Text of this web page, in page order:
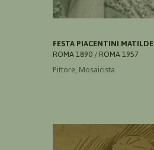
FESTA PIACENTINI MATILDE
ROMA 1890 / ROMA 1957
Pittore, Mosaicista